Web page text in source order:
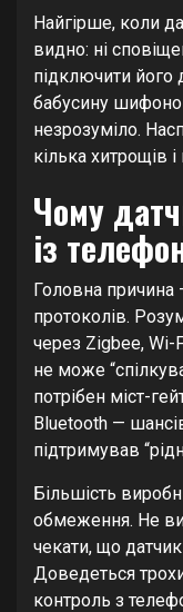
Найгірше, коли
видно: ні
підключити його
бабусину
незрозуміло.
кілька хитрощів
Чому
із
Головна причина
протоколів.
через Zigbee,
не може
потрібен міст-
Bluetooth —
підтримував
Більшість
обмеження. Не
чекати, що датчик
Доведеться
контроль з